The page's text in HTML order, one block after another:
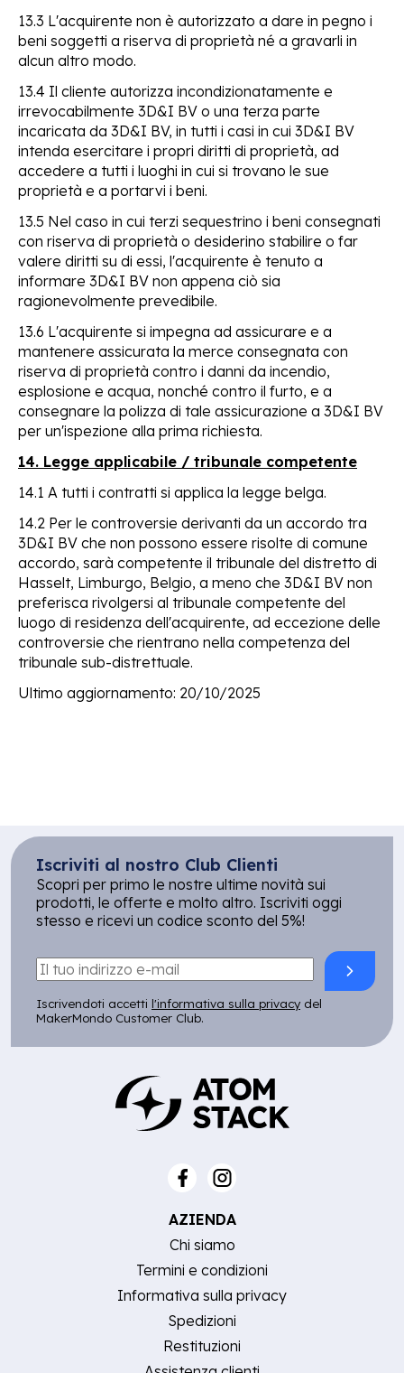
13.3 L'acquirente non è autorizzato a dare in pegno i
beni soggetti a riserva di proprietà né a gravarli in
alcun altro modo.
13.4 Il cliente autorizza incondizionatamente e
irrevocabilmente 3D&I BV o una terza parte
incaricata da 3D&I BV, in tutti i casi in cui 3D&I BV
intenda esercitare i propri diritti di proprietà, ad
accedere a tutti i luoghi in cui si trovano le sue
proprietà e a portarvi i beni.
13.5 Nel caso in cui terzi sequestrino i beni consegnati
con riserva di proprietà o desiderino stabilire o far
valere diritti su di essi, l'acquirente è tenuto a
informare 3D&I BV non appena ciò sia
ragionevolmente prevedibile.
13.6 L'acquirente si impegna ad assicurare e a
mantenere assicurata la merce consegnata con
riserva di proprietà contro i danni da incendio,
esplosione e acqua, nonché contro il furto, e a
consegnare la polizza di tale assicurazione a 3D&I BV
per un'ispezione alla prima richiesta.
14. Legge applicabile / tribunale competente
14.1 A tutti i contratti si applica la legge belga.
14.2 Per le controversie derivanti da un accordo tra
3D&I BV che non possono essere risolte di comune
accordo, sarà competente il tribunale del distretto di
Hasselt, Limburgo, Belgio, a meno che 3D&I BV non
preferisca rivolgersi al tribunale competente del
luogo di residenza dell'acquirente, ad eccezione delle
controversie che rientrano nella competenza del
tribunale sub-distrettuale.
Ultimo aggiornamento: 20/10/2025
Iscriviti al nostro Club Clienti
Scopri per primo le nostre ultime novità sui
prodotti, le offerte e molto altro. Iscriviti oggi
stesso e ricevi un codice sconto del 5%!
Iscrivendoti accetti l'informativa sulla privacy del
MakerMondo Customer Club.
AZIENDA
Chi siamo
Termini e condizioni
Informativa sulla privacy
Spedizioni
Restituzioni